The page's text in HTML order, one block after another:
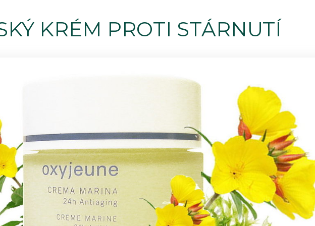
KRÉM PROTI STÁRNUTÍ